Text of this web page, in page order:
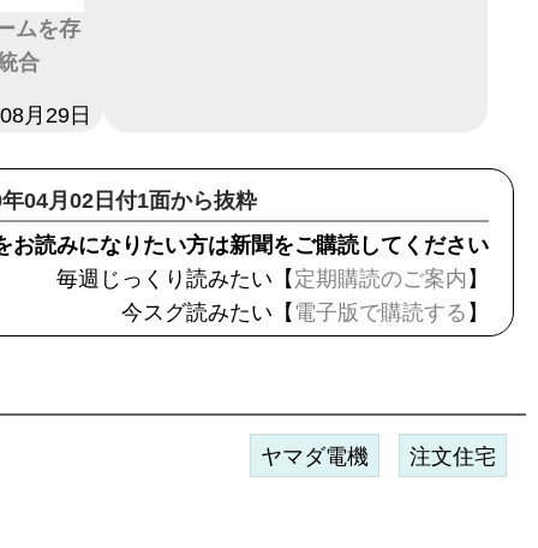
ムを存
合
月29日
04月02日付1面から抜粋
お読みになりたい方は新聞をご購読してください
毎週じっくり読みたい【 定期購読のご案内 】
今スグ読みたい【 電子版で購読する 】
ヤマダ電機 注文住宅